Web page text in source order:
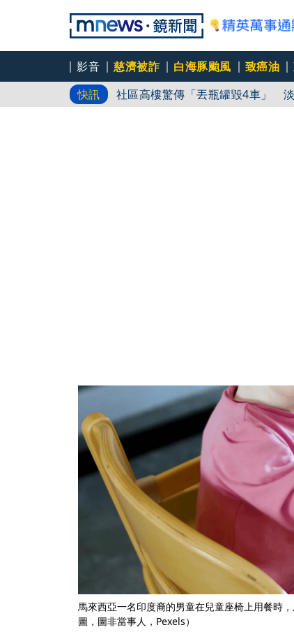
影音 慈濟被詐 白海豚颱風 致癌油
快訊
社區高樓驚傳「丟瓶罐毀4車」
漢光演習第5天！苗栗台13線驚見
馬來西亞一名印度裔的男童在兒童座椅上用餐時
圖，圖非當事人，Pexels）